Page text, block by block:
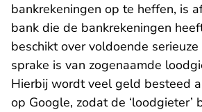
bankrekeningen op te heffen, is
bank die de bankrekeningen
beschikt over voldoende
sprake is van zogenaamde
Hierbij wordt veel geld besteed
op Google, zodat de ‘loodgieter’